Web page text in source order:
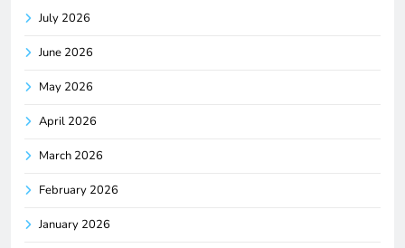
July 2026
June 2026
May 2026
April 2026
March 2026
February 2026
January 2026